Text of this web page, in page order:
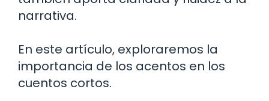
narrativa.
En este artículo, exploraremos la
importancia de los acentos en los
cuentos cortos.